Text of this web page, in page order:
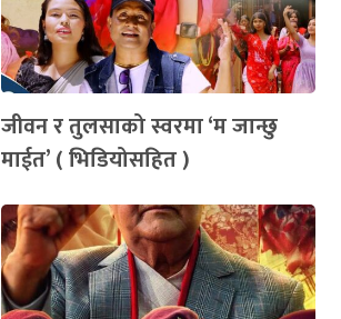
जीवन र तुलसाको स्वरमा ‘म जान्छु
माईत’ ( भिडियोसहित )